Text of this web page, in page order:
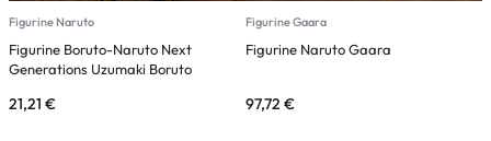
Figurine Naruto
Figurine Boruto-Naruto Next
Generations Uzumaki Boruto
21,21 €
Figurine Gaara
Figurine Naruto Gaara
97,72 €